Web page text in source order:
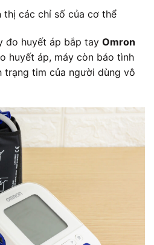
thị các chỉ số của cơ thể
đo huyết áp bắp tay Omron
huyết áp, máy còn báo tình
trạng tim của người dùng vô